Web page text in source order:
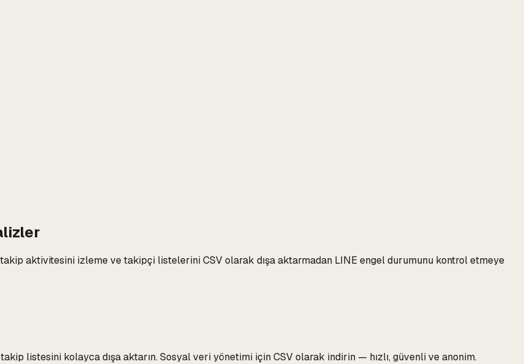
aktivitesini izleme ve takipçi listelerini CSV olarak dışa aktarmadan LINE engel durumunu kontrol etmeye
listesini kolayca dışa aktarın. Sosyal veri yönetimi için CSV olarak indirin — hızlı, güvenli ve anonim.